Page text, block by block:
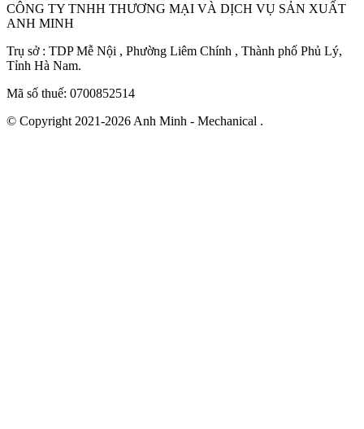
CÔNG TY TNHH THƯƠNG MẠI VÀ DỊCH VỤ SẢN XUẤT
ANH MINH
Trụ sở : TDP Mễ Nội , Phường Liêm Chính , Thành phố Phủ Lý,
Tỉnh Hà Nam.
Mã số thuế: 0700852514
© Copyright 2021-2026 Anh Minh - Mechanical .